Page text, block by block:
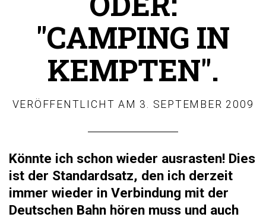
"CAMPING IN
KEMPTEN".
VERÖFFENTLICHT AM 3. SEPTEMBER 2009
Könnte ich schon wieder ausrasten! Dies
ist der Standardsatz, den ich derzeit
immer wieder in Verbindung mit der
Deutschen Bahn hören muss und auch